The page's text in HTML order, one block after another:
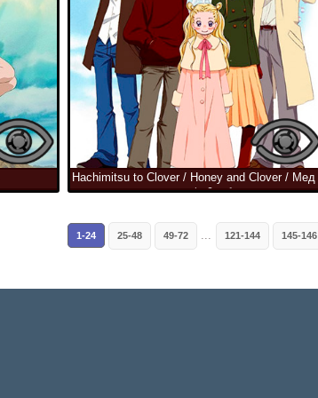
Hachimitsu to Clover / Honey and Clover / Мед
и клевер / თაფლი და სამყურა
1-24 25-48 49-72 121-144 145-146